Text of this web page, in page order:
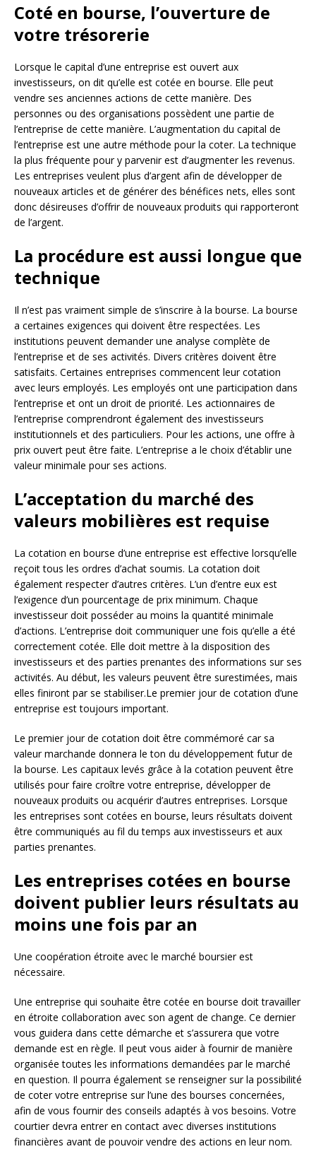
Coté en bourse, l’ouverture de
votre trésorerie
Lorsque le capital d’une entreprise est ouvert aux
investisseurs, on dit qu’elle est cotée en bourse. Elle peut
vendre ses anciennes actions de cette manière. Des
personnes ou des organisations possèdent une partie de
l’entreprise de cette manière. L’augmentation du capital de
l’entreprise est une autre méthode pour la coter. La technique
la plus fréquente pour y parvenir est d’augmenter les revenus.
Les entreprises veulent plus d’argent afin de développer de
nouveaux articles et de générer des bénéfices nets, elles sont
donc désireuses d’offrir de nouveaux produits qui rapporteront
de l’argent.
La procédure est aussi longue que
technique
Il n’est pas vraiment simple de s’inscrire à la bourse. La bourse
a certaines exigences qui doivent être respectées. Les
institutions peuvent demander une analyse complète de
l’entreprise et de ses activités. Divers critères doivent être
satisfaits. Certaines entreprises commencent leur cotation
avec leurs employés. Les employés ont une participation dans
l’entreprise et ont un droit de priorité. Les actionnaires de
l’entreprise comprendront également des investisseurs
institutionnels et des particuliers. Pour les actions, une offre à
prix ouvert peut être faite. L’entreprise a le choix d’établir une
valeur minimale pour ses actions.
L’acceptation du marché des
valeurs mobilières est requise
La cotation en bourse d’une entreprise est effective lorsqu’elle
reçoit tous les ordres d’achat soumis. La cotation doit
également respecter d’autres critères. L’un d’entre eux est
l’exigence d’un pourcentage de prix minimum. Chaque
investisseur doit posséder au moins la quantité minimale
d’actions. L’entreprise doit communiquer une fois qu’elle a été
correctement cotée. Elle doit mettre à la disposition des
investisseurs et des parties prenantes des informations sur ses
activités. Au début, les valeurs peuvent être surestimées, mais
elles finiront par se stabiliser.Le premier jour de cotation d’une
entreprise est toujours important.
Le premier jour de cotation doit être commémoré car sa
valeur marchande donnera le ton du développement futur de
la bourse. Les capitaux levés grâce à la cotation peuvent être
utilisés pour faire croître votre entreprise, développer de
nouveaux produits ou acquérir d’autres entreprises. Lorsque
les entreprises sont cotées en bourse, leurs résultats doivent
être communiqués au fil du temps aux investisseurs et aux
parties prenantes.
Les entreprises cotées en bourse
doivent publier leurs résultats au
moins une fois par an
Une coopération étroite avec le marché boursier est
nécessaire.
Une entreprise qui souhaite être cotée en bourse doit travailler
en étroite collaboration avec son agent de change. Ce dernier
vous guidera dans cette démarche et s’assurera que votre
demande est en règle. Il peut vous aider à fournir de manière
organisée toutes les informations demandées par le marché
en question. Il pourra également se renseigner sur la possibilité
de coter votre entreprise sur l’une des bourses concernées,
afin de vous fournir des conseils adaptés à vos besoins. Votre
courtier devra entrer en contact avec diverses institutions
financières avant de pouvoir vendre des actions en leur nom.